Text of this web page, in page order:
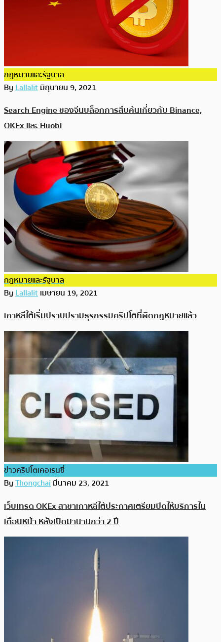
กฎหมายและรัฐบาล
ByLallalitมิถุนายน 9, 2021
Search Engine ของจีนบล็อกการสืบค้นเกี่ยวกับ Binance,
OKEx และ Huobi
กฎหมายและรัฐบาล
ByLallalitเมษายน 19, 2021
เกาหลีใต้เริ่มปราบปรามธุรกรรมคริปโตที่ผิดกฎหมายแล้ว
ข่าวคริปโตเคอเรนซี่
ByThongchaiมีนาคม 23, 2021
เว็บเทรด OKEx สาขาเกาหลีใต้ประกาศเตรียมปิดให้บริการใน
เดือนหน้า หลังเปิดมานานกว่า 2 ปี